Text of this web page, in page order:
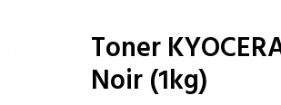
Toner
Noir (1kg)